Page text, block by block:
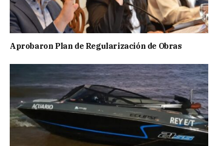
Aprobaron Plan de Regularización de Obras